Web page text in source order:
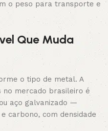
o peso para transporte e
Que Muda
o tipo de metal. A
no mercado brasileiro é
aço galvanizado —
carbono, com densidade